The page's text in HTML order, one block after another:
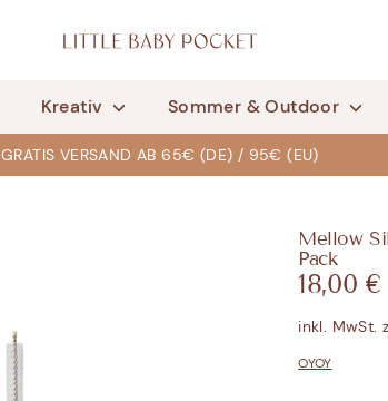
Kreativ Sommer & Outdoor
GRATIS VERSAND AB 65€ (DE) / 95€ (EU)
Mellow
Pack
18,00 €
inkl. MwSt.
OYOY